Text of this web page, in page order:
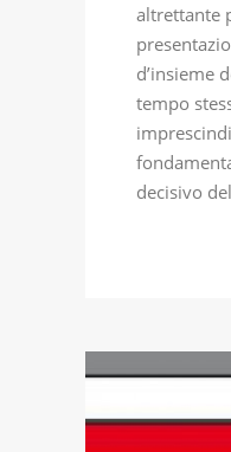
altrettante
d’insieme
tempo
decisivo